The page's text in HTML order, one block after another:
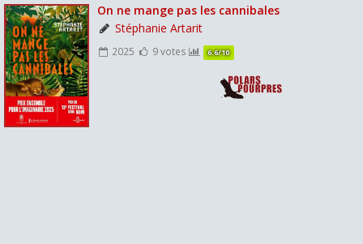
On ne mange pas les cannibales
Stéphanie Artarit
2025 9 votes 6.6/10